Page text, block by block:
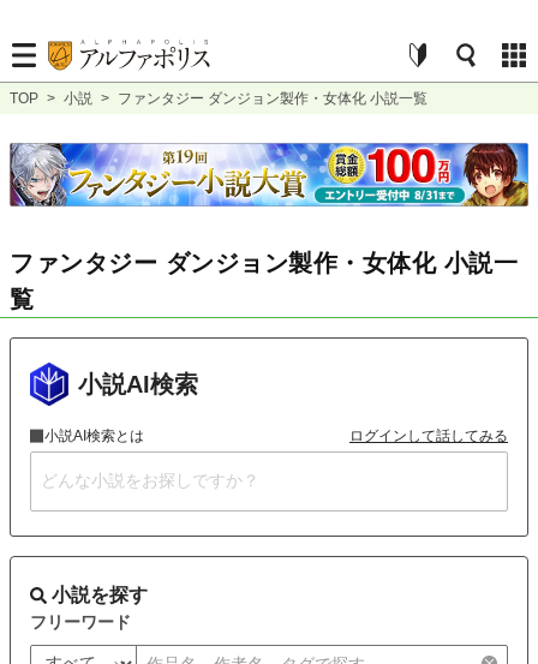
TOP > 小説 > ファンタジー ダンジョン製作・女体化 小説一覧
ファンタジー ダンジョン製作・女体化 小説一
覧
小説AI検索
小説AI検索とは ログインして話してみる
小説を探す
フリーワード